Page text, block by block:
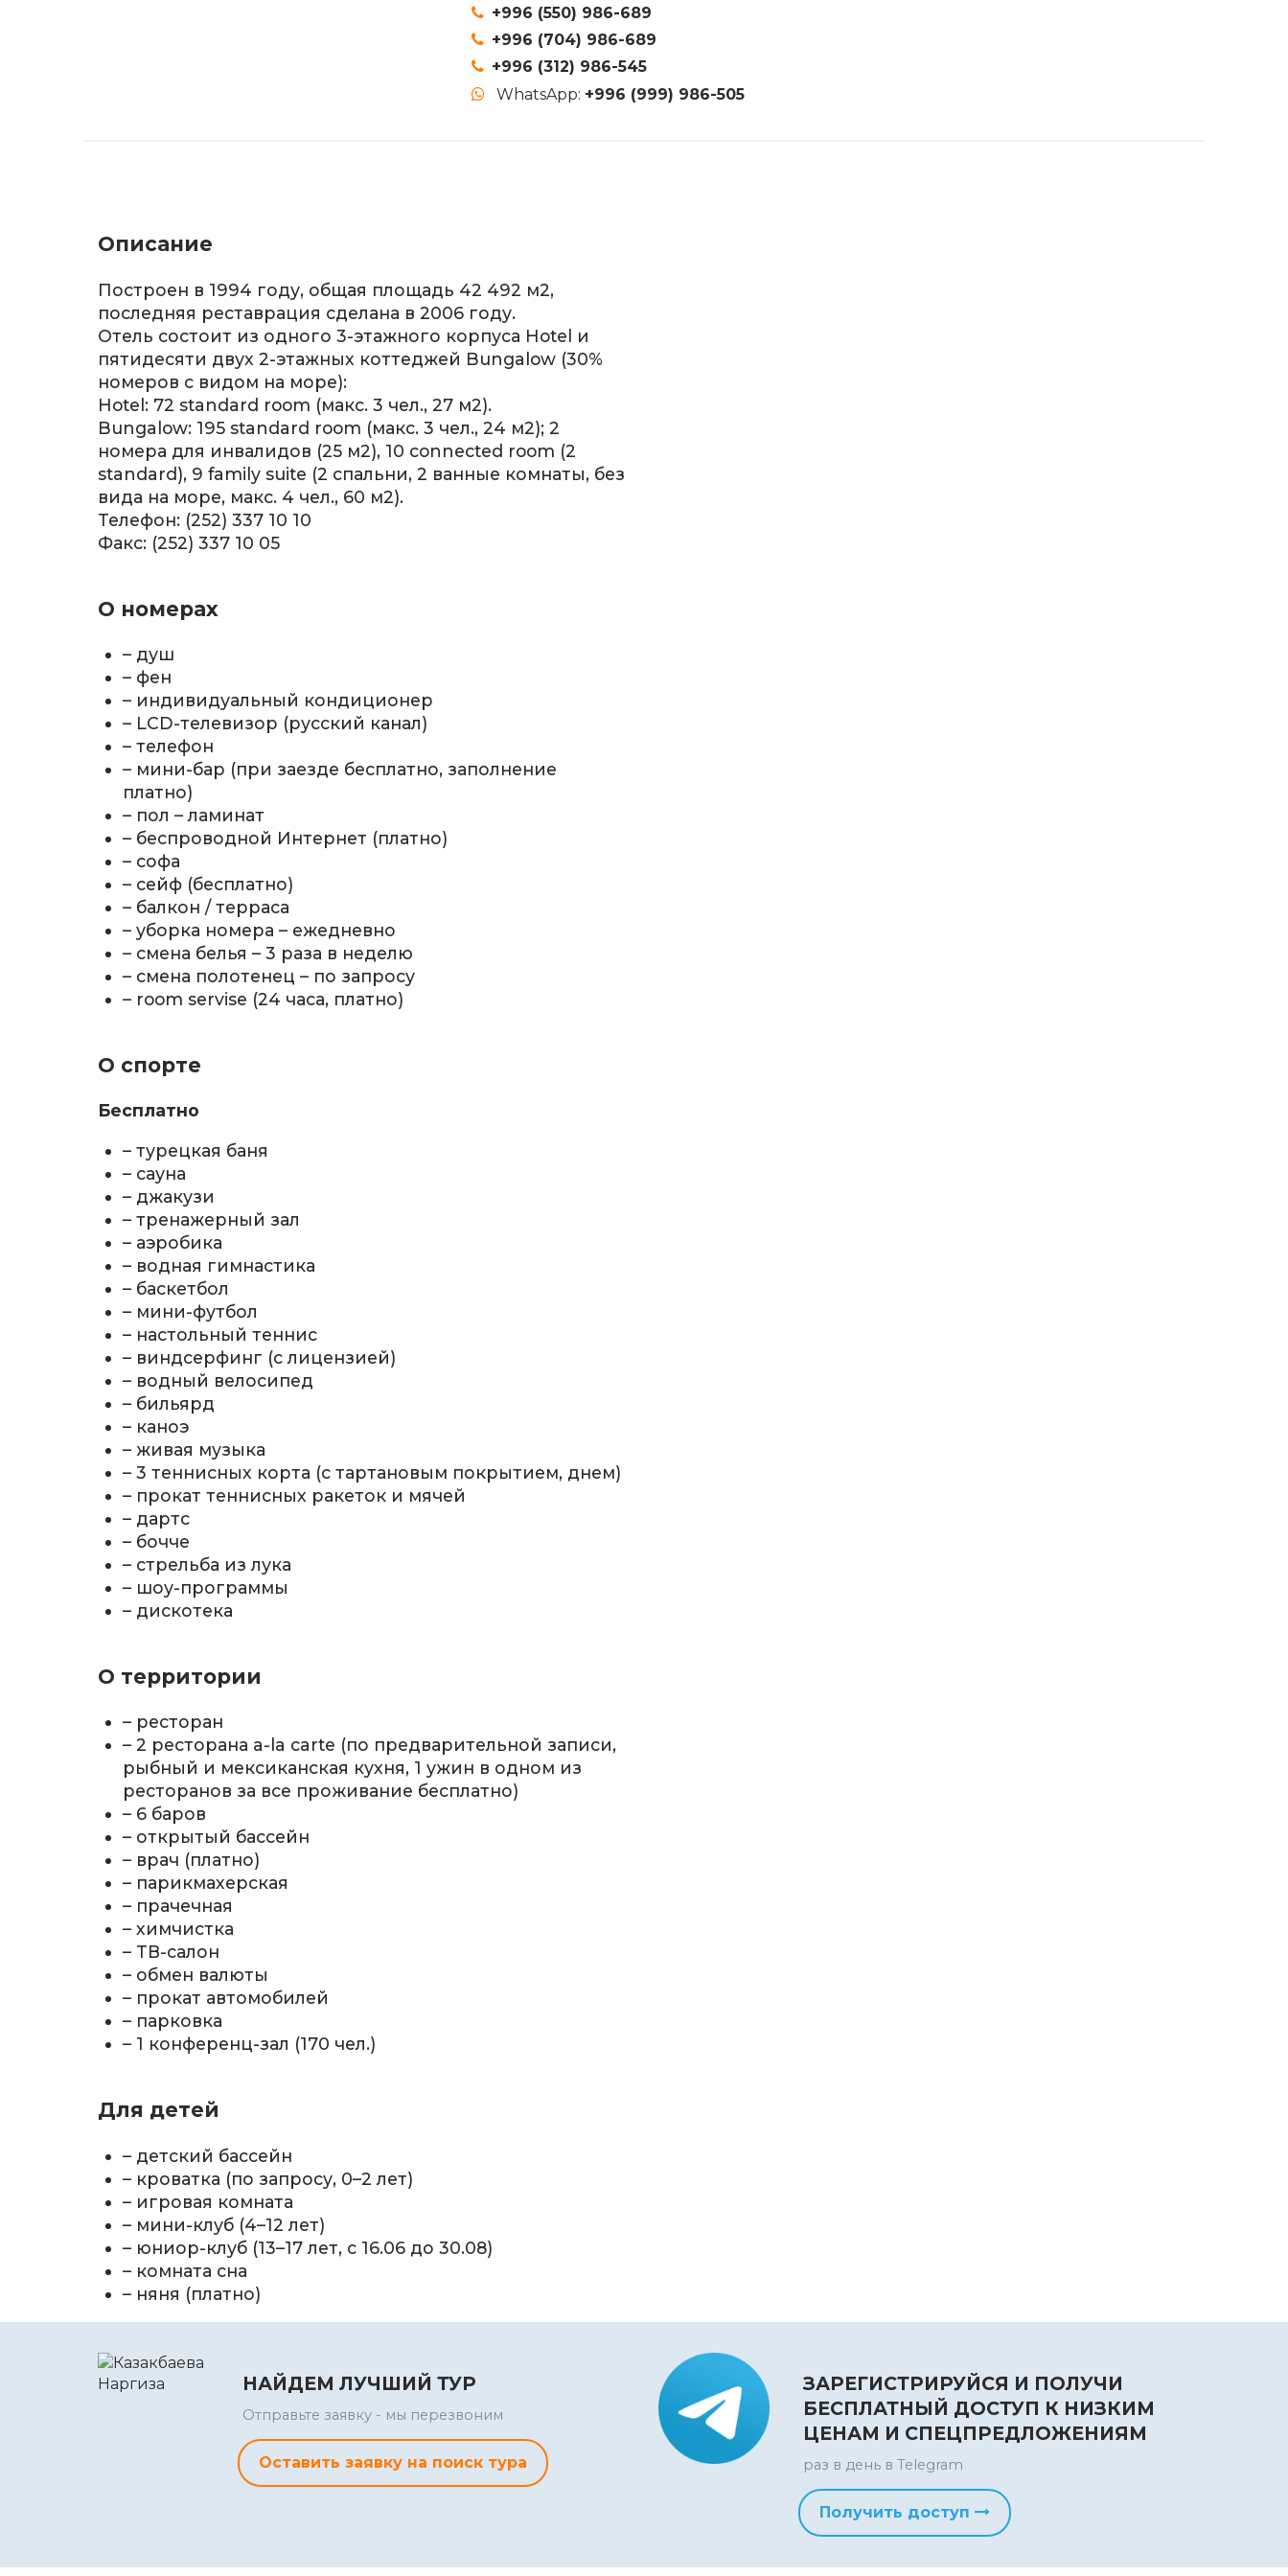
+996 (550) 986-689
+996 (704) 986-689
+996 (312) 986-545
WhatsApp: +996 (999) 986-505
Описание
Построен в 1994 году, общая площадь 42 492 м2,
последняя реставрация сделана в 2006 году.
Отель состоит из одного 3-этажного корпуса Hotel и
пятидесяти двух 2-этажных коттеджей Bungalow (30%
номеров с видом на море):
Hotel: 72 standard room (макс. 3 чел., 27 м2).
Bungalow: 195 standard room (макс. 3 чел., 24 м2); 2
номера для инвалидов (25 м2), 10 connected room (2
standard), 9 family suite (2 спальни, 2 ванные комнаты, без
вида на море, макс. 4 чел., 60 м2).
Телефон: (252) 337 10 10
Факс: (252) 337 10 05
О номерах
– душ
– фен
– индивидуальный кондиционер
– LCD-телевизор (русский канал)
– телефон
– мини-бар (при заезде бесплатно, заполнение
платно)
– пол – ламинат
– беспроводной Интернет (платно)
– софа
– сейф (бесплатно)
– балкон / терраса
– уборка номера – ежедневно
– смена белья – 3 раза в неделю
– смена полотенец – по запросу
– room servise (24 часа, платно)
О спорте
Бесплатно
– турецкая баня
– сауна
– джакузи
– тренажерный зал
– аэробика
– водная гимнастика
– баскетбол
– мини-футбол
– настольный теннис
– виндсерфинг (с лицензией)
– водный велосипед
– бильярд
– каноэ
– живая музыка
– 3 теннисных корта (с тартановым покрытием, днем)
– прокат теннисных ракеток и мячей
– дартс
– бочче
– стрельба из лука
– шоу-программы
– дискотека
О территории
– ресторан
– 2 ресторана a-la carte (по предварительной записи,
рыбный и мексиканская кухня, 1 ужин в одном из
ресторанов за все проживание бесплатно)
– 6 баров
– открытый бассейн
– врач (платно)
– парикмахерская
– прачечная
– химчистка
– ТВ-салон
– обмен валюты
– прокат автомобилей
– парковка
– 1 конференц-зал (170 чел.)
Для детей
– детский бассейн
– кроватка (по запросу, 0–2 лет)
– игровая комната
– мини-клуб (4–12 лет)
– юниор-клуб (13–17 лет, с 16.06 до 30.08)
– комната сна
– няня (платно)
НАЙДЕМ ЛУЧШИЙ ТУР
Отправьте заявку - мы перезвоним
Оставить заявку на поиск тура
ЗАРЕГИСТРИРУЙСЯ И ПОЛУЧИ
БЕСПЛАТНЫЙ ДОСТУП К НИЗКИМ
ЦЕНАМ И СПЕЦПРЕДЛОЖЕНИЯМ
раз в день в Telegram
Получить доступ